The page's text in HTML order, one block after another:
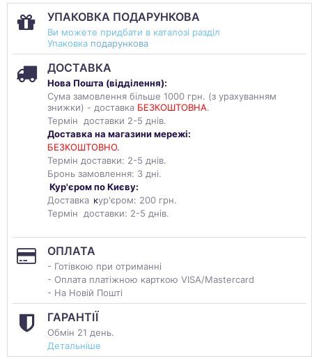
УПАКОВКА ПОДАРУНКОВА
Ви можете придбати в каталозі разділ
Упаковка подарункова
ДОСТАВКА
Нова Пошта (відділення):
Сума замовлення більше 1000 грн. (з урахуванням
знижки) - доставка БЕЗКОШТОВНА.
Термін доставки 2-5 днів.
Доставка на магазини мережі:
БЕЗКОШТОВНО.
Термін доставки: 2-5 днів.
Бронь замовлення: 3 дні.
Кур'єром по Києву:
Доставка кур'єром: 200 грн.
Термін доставки: 2-5 днів.
ОПЛАТА
- Готівкою при отриманні
- Оплата платіжною карткою VISA/Mastercard
- На Новій Пошті
ГАРАНТІЇ
Обмін 21 день.
Детальніше